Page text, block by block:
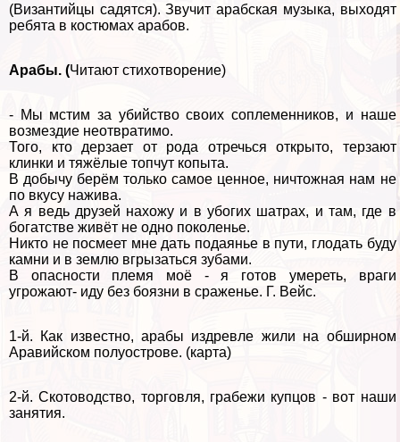
(Византийцы садятся). Звучит арабская музыка, выходят
ребята в костюмах арабов.
Аpaбы. (Читают стихотворение)
- Мы мстим за убийство своих соплеменников, и наше
возмездие неотвратимо.
Того, кто дерзает от рода отречься открыто, терзают
клинки и тяжёлые топчут копыта.
В добычу берём только самое ценное, ничтожная нам не
по вкусу нажива.
А я ведь друзей нахожу и в убогих шатрах, и там, где в
богатстве живёт не одно поколенье.
Никто не посмеет мне дать подаянье в пути, глодать буду
камни и в землю вгрызаться зубами.
В опасности племя моё - я готов умереть, враги
угрожают- иду без боязни в сраженье. Г. Вейс.
1-й. Как известно, аpaбы издревле жили на обширном
Аравийском полуострове. (карта)
2-й. Скотоводство, торговля, грабежи купцов - вот наши
занятия.